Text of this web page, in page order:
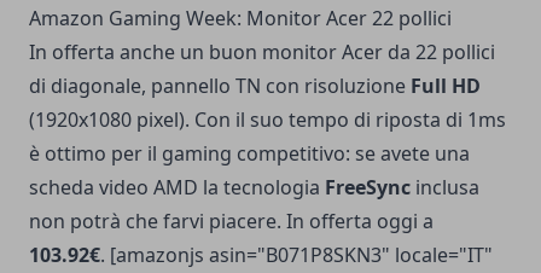
Amazon Gaming Week: Monitor Acer 22 pollici
In offerta anche un buon monitor Acer da 22 pollici
di diagonale, pannello TN con risoluzione Full HD
(1920x1080 pixel). Con il suo tempo di riposta di 1ms
è ottimo per il gaming competitivo: se avete una
scheda video AMD la tecnologia FreeSync inclusa
non potrà che farvi piacere. In offerta oggi a
103.92€. [amazonjs asin="B071P8SKN3" locale="IT"